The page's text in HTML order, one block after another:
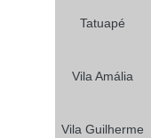
Tatuapé
Vila Amália
Vila Guilherme